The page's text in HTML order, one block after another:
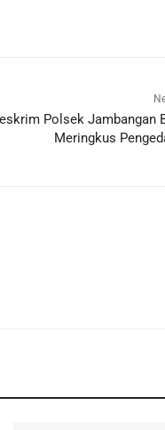
Polsek Jambangan
Meringkus